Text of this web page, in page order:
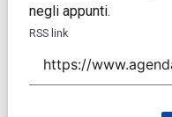
negli appunti.
RSS link